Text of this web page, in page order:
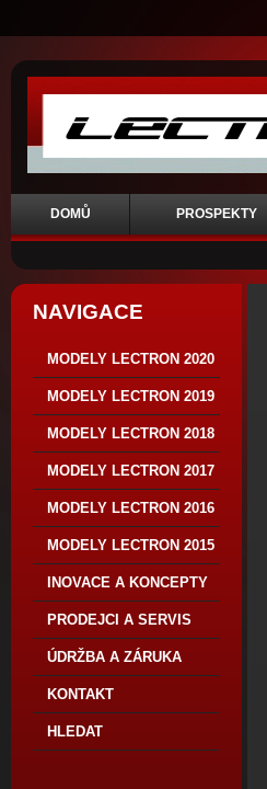
DOMŮ PROSPEKTY
NAVIGACE
MODELY LECTRON 2020
MODELY LECTRON 2019
MODELY LECTRON 2018
MODELY LECTRON 2017
MODELY LECTRON 2016
MODELY LECTRON 2015
INOVACE A KONCEPTY
PRODEJCI A SERVIS
ÚDRŽBA A ZÁRUKA
KONTAKT
HLEDAT